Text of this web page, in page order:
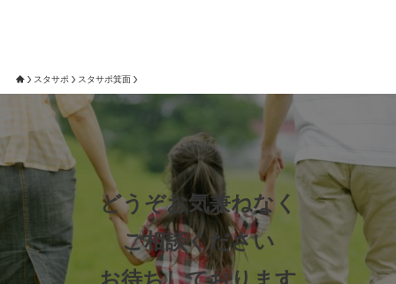
スタサポ スタサポ箕面
どうぞお気兼ねなく
ご相談ください